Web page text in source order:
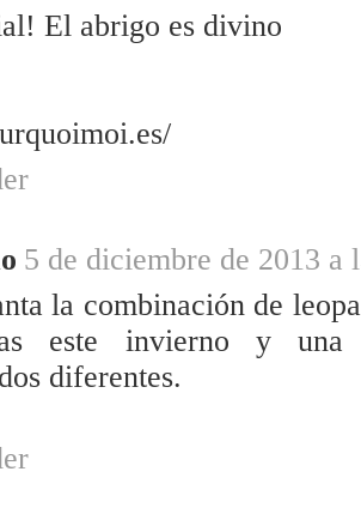
El abrigo es divino
5 de diciembre de 2013 a
la combinación de
este invierno y
diferentes.